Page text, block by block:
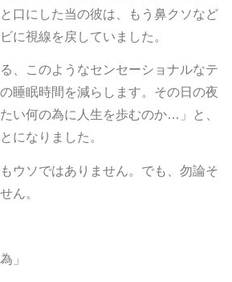
口にした当の彼は、もう鼻クソなど
に視線を戻していました。
、このようなセンセーショナルなテ
睡眠時間を減らします。その日の夜
い何の為に人生を歩むのか…」と、
になりました。
ウソではありません。でも、勿論そ
ん。
」